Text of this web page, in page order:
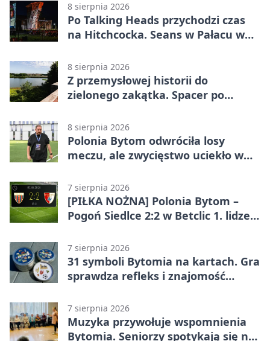
8 sierpnia 2026
Po Talking Heads przychodzi czas
na Hitchcocka. Seans w Pałacu w
8 sierpnia 2026
Z przemysłowej historii do
zielonego zakątka. Spacer po
8 sierpnia 2026
Polonia Bytom odwróciła losy
meczu, ale zwycięstwo uciekło w
7 sierpnia 2026
[PIŁKA NOŻNA] Polonia Bytom –
Pogoń Siedlce 2:2 w Betclic 1. lidze.
ale stracili zwycięstwo
7 sierpnia 2026
31 symboli Bytomia na kartach. Gra
sprawdza refleks i znajomość
7 sierpnia 2026
Muzyka przywołuje wspomnienia
Bytomia. Seniorzy spotykają się na